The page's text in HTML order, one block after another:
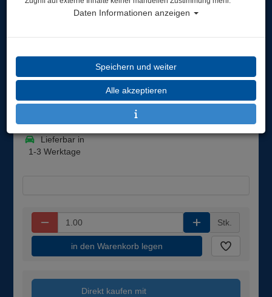
Artikelnr.: mar-410003ORR
Herstellerpreis: 169,00 €
129,00 €*
Lieferbar in
1-3 Werktage
Stk.
in den Warenkorb legen
Direkt kaufen mit
Daten Informationen anzeigen
Speichern und weiter
Alle akzeptieren